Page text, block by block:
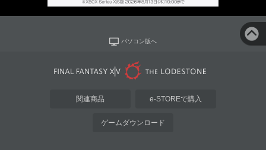
パソコン版へ
関連商品 e-STOREで購入
ゲームダウンロード